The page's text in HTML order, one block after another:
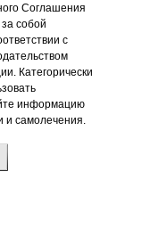
Соглашения
собой
с
Категорически
информацию
и самолечения.